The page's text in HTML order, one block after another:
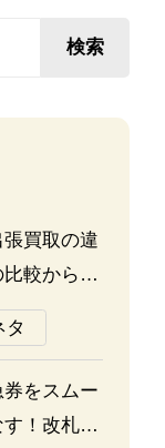
検索
買取の違
較から探
ント
タ
をスムー
！改札の